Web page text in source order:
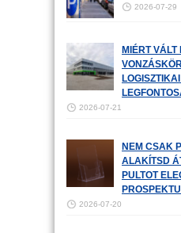
2026-07-29
MIÉRT
2026-07-21
NEM CSAK
ALAKÍTSD
PULTOT
2026-07-20